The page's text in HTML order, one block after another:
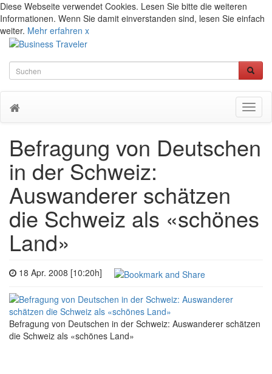
Diese Webseite verwendet Cookies. Lesen Sie bitte die weiteren
Informationen. Wenn Sie damit einverstanden sind, lesen Sie einfach
weiter. Mehr erfahren x
Befragung von Deutschen
in der Schweiz:
Auswanderer schätzen
die Schweiz als «schönes
Land»
18 Apr. 2008 [10:20h]
Befragung von Deutschen in der Schweiz: Auswanderer schätzen
die Schweiz als «schönes Land»